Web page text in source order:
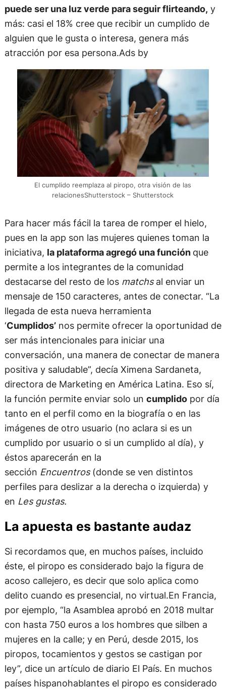
puede ser una luz verde para seguir flirteando, y
más: casi el 18% cree que recibir un cumplido de
alguien que le gusta o interesa, genera más
atracción por esa persona.Ads by
El cumplido reemplaza al piropo, otra visión de las
relacionesShutterstock – Shutterstock
Para hacer más fácil la tarea de romper el hielo,
pues en la app son las mujeres quienes toman la
iniciativa, la plataforma agregó una función que
permite a los integrantes de la comunidad
destacarse del resto de los matchsal enviar un
mensaje de 150 caracteres, antes de conectar. “La
llegada de esta nueva herramienta
‘Cumplidos’nos permite ofrecer la oportunidad de
ser más intencionales para iniciar una
conversación, una manera de conectar de manera
positiva y saludable”, decía Ximena Sardaneta,
directora de Marketing en América Latina. Eso sí,
la función permite enviar solo un cumplidopor día
tanto en el perfil como en la biografía o en las
imágenes de otro usuario (no aclara si es un
cumplido por usuario o si un cumplido al día), y
éstos aparecerán en la
sección Encuentros (donde se ven distintos
perfiles para deslizar a la derecha o izquierda) y
en Les gustas.
La apuesta es bastante audaz
Si recordamos que, en muchos países, incluido
éste, el piropo es considerado bajo la figura de
acoso callejero, es decir que solo aplica como
delito cuando es presencial, no virtual.En Francia,
por ejemplo, “la Asamblea aprobó en 2018 multar
con hasta 750 euros a los hombres que silben a
mujeres en la calle; y en Perú, desde 2015, los
piropos, tocamientos y gestos se castigan por
ley”, dice un artículo de diario El País. En muchos
países hispanohablantes el piropo es considerado